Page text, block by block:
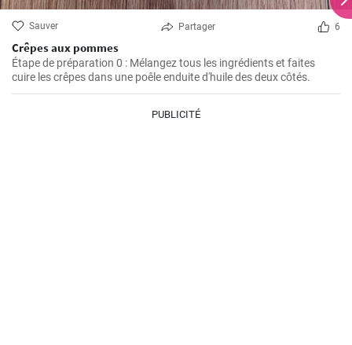
Sauver Partager 6
Crêpes aux pommes
Étape de préparation 0 : Mélangez tous les ingrédients et faites
cuire les crêpes dans une poêle enduite d'huile des deux côtés.
PUBLICITÉ